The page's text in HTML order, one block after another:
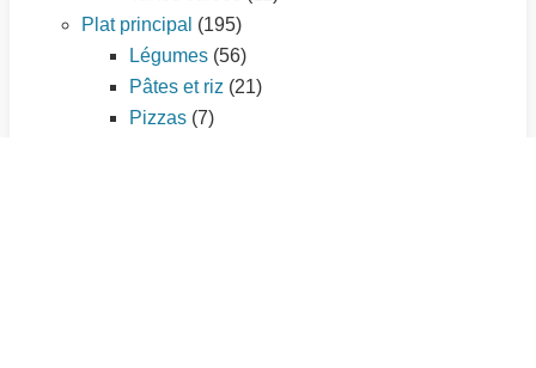
Plat principal (195)
Légumes (56)
Pâtes et riz (21)
Pizzas (7)